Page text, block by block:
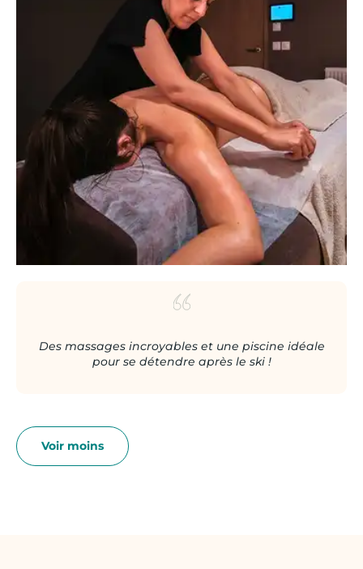
Des massages incroyables et une piscine idéale
pour se détendre après le ski !